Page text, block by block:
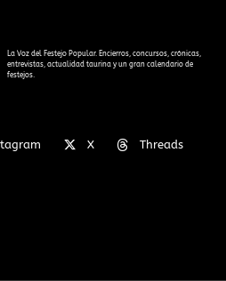
La Voz del Festejo Popular. Encierros, concursos, crónicas,
entrevistas, actualidad taurina y un gran calendario de
festejos.
X Threads